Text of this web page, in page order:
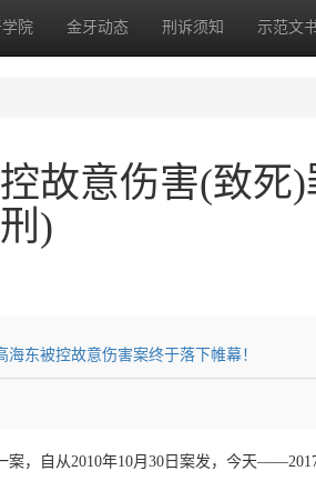
院 金牙动态 刑诉须知 示范文
故意伤害(致死
)
东被控故意伤害案终于落下帷幕！
案，自从2010年10月30日案发，今天